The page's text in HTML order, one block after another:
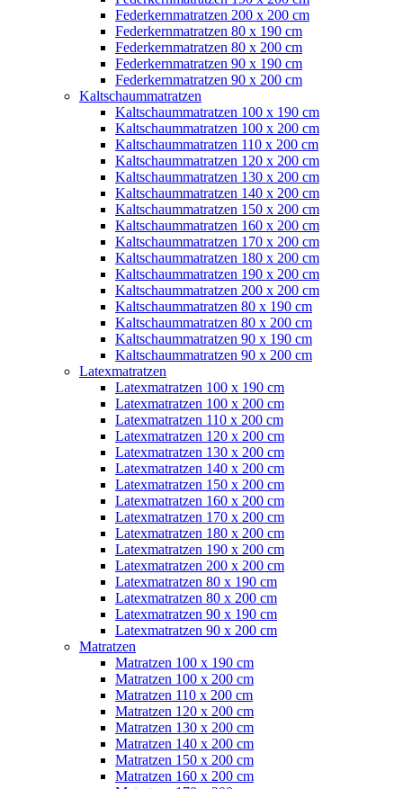
Federkernmatratzen 200 x 200 cm
Federkernmatratzen 80 x 190 cm
Federkernmatratzen 80 x 200 cm
Federkernmatratzen 90 x 190 cm
Federkernmatratzen 90 x 200 cm
Kaltschaummatratzen
Kaltschaummatratzen 100 x 190 cm
Kaltschaummatratzen 100 x 200 cm
Kaltschaummatratzen 110 x 200 cm
Kaltschaummatratzen 120 x 200 cm
Kaltschaummatratzen 130 x 200 cm
Kaltschaummatratzen 140 x 200 cm
Kaltschaummatratzen 150 x 200 cm
Kaltschaummatratzen 160 x 200 cm
Kaltschaummatratzen 170 x 200 cm
Kaltschaummatratzen 180 x 200 cm
Kaltschaummatratzen 190 x 200 cm
Kaltschaummatratzen 200 x 200 cm
Kaltschaummatratzen 80 x 190 cm
Kaltschaummatratzen 80 x 200 cm
Kaltschaummatratzen 90 x 190 cm
Kaltschaummatratzen 90 x 200 cm
Latexmatratzen
Latexmatratzen 100 x 190 cm
Latexmatratzen 100 x 200 cm
Latexmatratzen 110 x 200 cm
Latexmatratzen 120 x 200 cm
Latexmatratzen 130 x 200 cm
Latexmatratzen 140 x 200 cm
Latexmatratzen 150 x 200 cm
Latexmatratzen 160 x 200 cm
Latexmatratzen 170 x 200 cm
Latexmatratzen 180 x 200 cm
Latexmatratzen 190 x 200 cm
Latexmatratzen 200 x 200 cm
Latexmatratzen 80 x 190 cm
Latexmatratzen 80 x 200 cm
Latexmatratzen 90 x 190 cm
Latexmatratzen 90 x 200 cm
Matratzen
Matratzen 100 x 190 cm
Matratzen 100 x 200 cm
Matratzen 110 x 200 cm
Matratzen 120 x 200 cm
Matratzen 130 x 200 cm
Matratzen 140 x 200 cm
Matratzen 150 x 200 cm
Matratzen 160 x 200 cm